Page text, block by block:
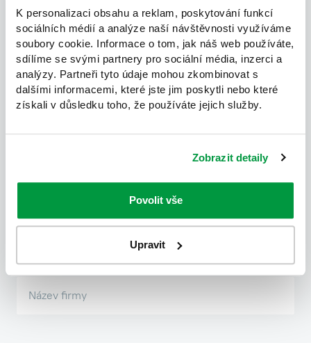
K personalizaci obsahu a reklam, poskytování funkcí
sociálních médií a analýze naší návštěvnosti využíváme
soubory cookie. Informace o tom, jak náš web používáte,
sdílíme se svými partnery pro sociální média, inzerci a
analýzy. Partneři tyto údaje mohou zkombinovat s
dalšími informacemi, které jste jim poskytli nebo které
získali v důsledku toho, že používáte jejich služby.
Zobrazit detaily
Povolit vše
Upravit
Máte zájem o konkrétní produkt nebo službu?
Máte zájem o konkrétní produkt nebo službu?
Jméno
Název firmy